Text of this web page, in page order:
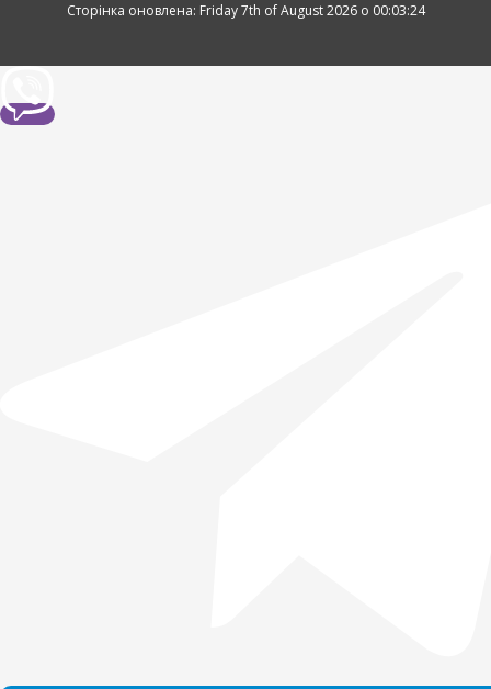
Сторінка оновлена: Friday 7th of August 2026 о 00:03:24